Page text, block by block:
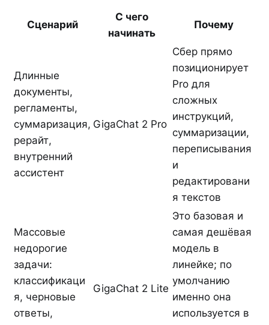
Сценарий
С чего
начинать
Почему
Длинные
документы,
регламенты,
суммаризация,
рерайт,
внутренний
ассистент
GigaChat 2 Pro
Сбер прямо
позиционирует
Pro для
сложных
инструкций,
суммаризации,
переписывания
и
редактировани
я текстов
Массовые
недорогие
задачи:
классификаци
я, черновые
ответы,
GigaChat 2 Lite
Это базовая и
самая дешёвая
модель в
линейке; по
умолчанию
именно она
используется в